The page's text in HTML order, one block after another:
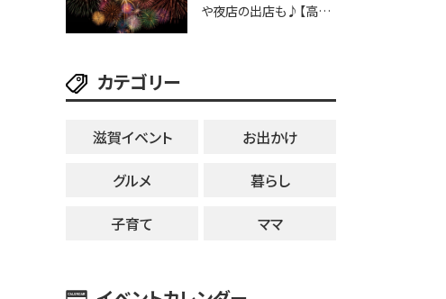
や夜店の出店も♪【高宮
カテゴリー
滋賀イベント
お出かけ
グルメ
暮らし
子育て
ママ